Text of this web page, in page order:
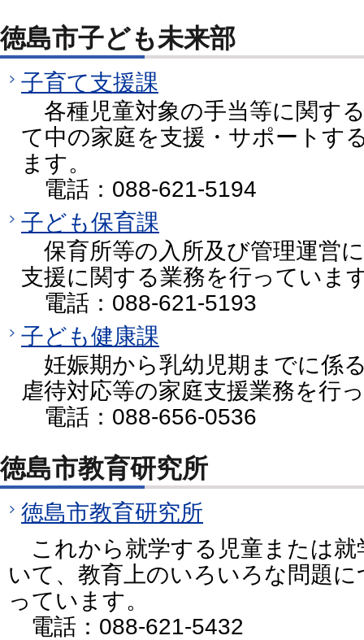
徳島市子ども未来部
子育て支援課
各種児童対象の手当等に関す
て中の家庭を支援・サポートす
ます。
電話：088-621-5194
子ども保育課
保育所等の入所及び管理運営
支援に関する業務を行っていま
電話：088-621-5193
子ども健康課
妊娠期から乳幼児期までに係
虐待対応等の家庭支援業務を行
電話：088-656-0536
徳島市教育研究所
徳島市教育研究所
これから就学する児童または就
いて、教育上のいろいろな問題
っています。
電話：088-621-5432